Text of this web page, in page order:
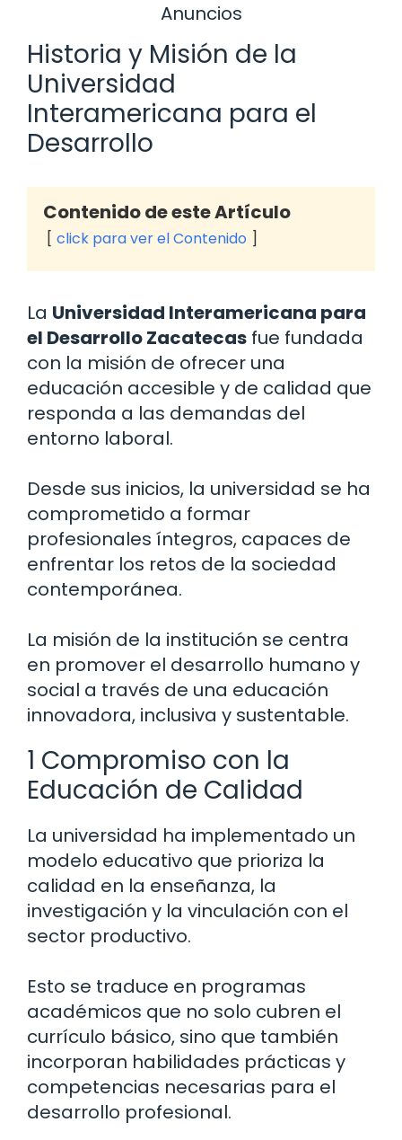
Anuncios
Historia y Misión de la
Universidad
Interamericana para el
Desarrollo
Contenido de este Artículo
click para ver el Contenido
La Universidad Interamericana para
el Desarrollo Zacatecas fue fundada
con la misión de ofrecer una
educación accesible y de calidad que
responda a las demandas del
entorno laboral.
Desde sus inicios, la universidad se ha
comprometido a formar
profesionales íntegros, capaces de
enfrentar los retos de la sociedad
contemporánea.
La misión de la institución se centra
en promover el desarrollo humano y
social a través de una educación
innovadora, inclusiva y sustentable.
1 Compromiso con la
Educación de Calidad
La universidad ha implementado un
modelo educativo que prioriza la
calidad en la enseñanza, la
investigación y la vinculación con el
sector productivo.
Esto se traduce en programas
académicos que no solo cubren el
currículo básico, sino que también
incorporan habilidades prácticas y
competencias necesarias para el
desarrollo profesional.